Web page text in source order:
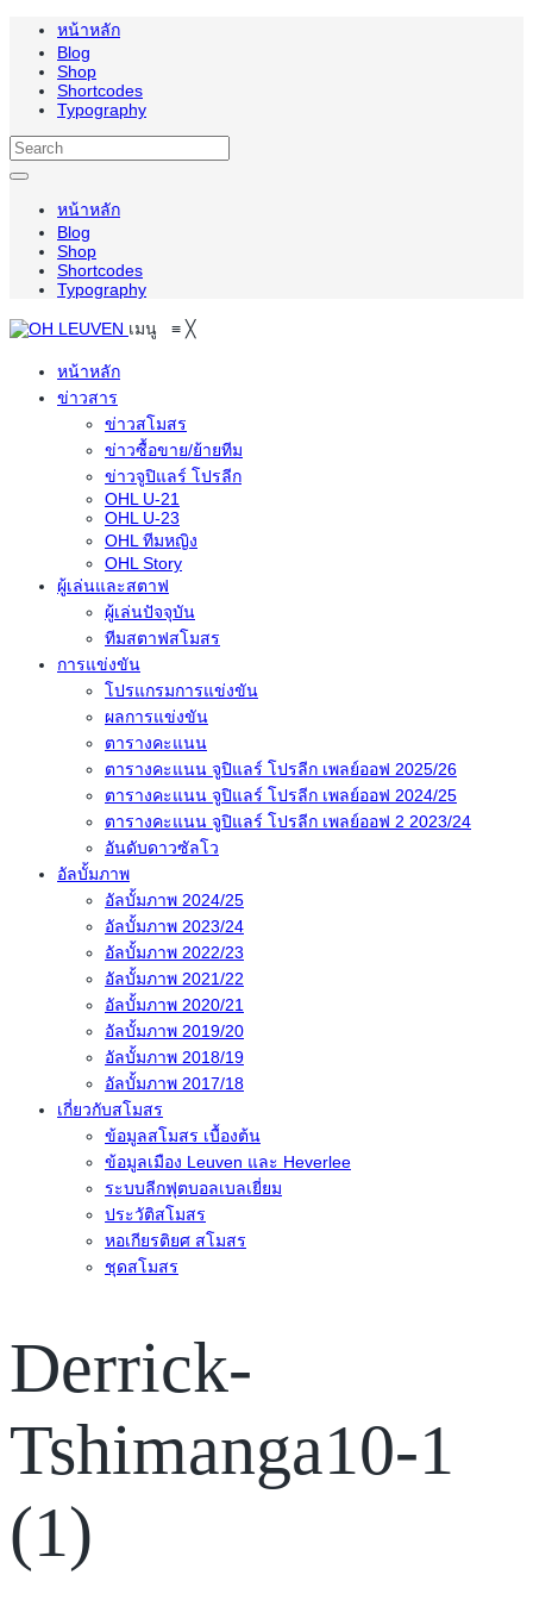
หน้าหลัก
Blog
Shop
Shortcodes
Typography
หน้าหลัก
Blog
Shop
Shortcodes
Typography
เมนู ≡ ╳
หน้าหลัก
ข่าวสาร
ข่าวสโมสร
ข่าวซื้อขาย/ย้ายทีม
ข่าวจูปิแลร์ โปรลีก
OHL U-21
OHL U-23
OHL ทีมหญิง
OHL Story
ผู้เล่นและสตาฟ
ผู้เล่นปัจจุบัน
ทีมสตาฟสโมสร
การแข่งขัน
โปรแกรมการแข่งขัน
ผลการแข่งขัน
ตารางคะแนน
ตารางคะแนน จูปิแลร์ โปรลีก เพลย์ออฟ 2025/26
ตารางคะแนน จูปิแลร์ โปรลีก เพลย์ออฟ 2024/25
ตารางคะแนน จูปิแลร์ โปรลีก เพลย์ออฟ 2 2023/24
อันดับดาวซัลโว
อัลบั้มภาพ
อัลบั้มภาพ 2024/25
อัลบั้มภาพ 2023/24
อัลบั้มภาพ 2022/23
อัลบั้มภาพ 2021/22
อัลบั้มภาพ 2020/21
อัลบั้มภาพ 2019/20
อัลบั้มภาพ 2018/19
อัลบั้มภาพ 2017/18
เกี่ยวกับสโมสร
ข้อมูลสโมสร เบื้องต้น
ข้อมูลเมือง Leuven และ Heverlee
ระบบลีกฟุตบอลเบลเยี่ยม
ประวัติสโมสร
หอเกียรติยศ สโมสร
ชุดสโมสร
Derrick-
Tshimanga10-1
(1)